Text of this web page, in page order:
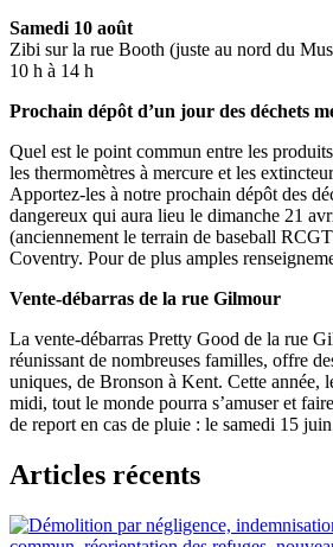
Samedi 10 août
Zibi sur la rue Booth (juste au nord du
10 h à 14 h
Prochain dépôt d’un jour des déchets
Quel est le point commun entre les
les thermomètres à mercure et les
Apportez-les à notre prochain dépôt des
dangereux qui aura lieu le dimanche 21
(anciennement le terrain de baseball
Coventry. Pour de plus amples
Vente-débarras de la rue Gilmour
La vente-débarras Pretty Good de la rue
réunissant de nombreuses familles, offre
uniques, de Bronson à Kent. Cette année,
midi, tout le monde pourra s’amuser et
de report en cas de pluie : le samedi 15
Articles récents